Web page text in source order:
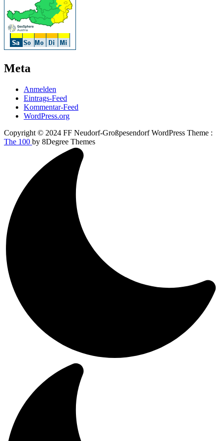
Meta
Anmelden
Eintrags-Feed
Kommentar-Feed
WordPress.org
Copyright © 2024 FF Neudorf-Großpesendorf WordPress Theme :
The 100 by 8Degree Themes